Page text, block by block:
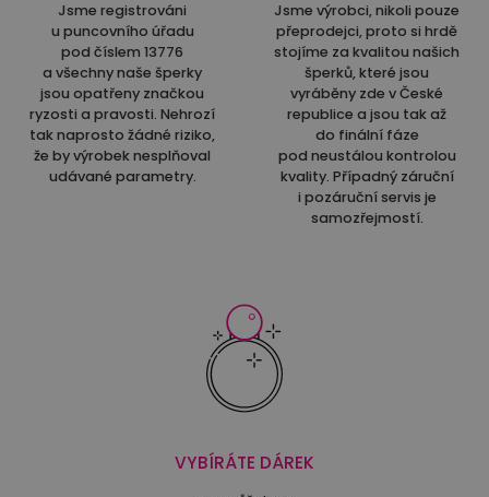
Jsme registrováni
u puncovního úřadu
pod číslem 13776
a všechny naše šperky
jsou opatřeny značkou
ryzosti a pravosti. Nehrozí
tak naprosto žádné riziko,
že by výrobek nesplňoval
udávané parametry.
Jsme výrobci, nikoli pouze
přeprodejci, proto si hrdě
stojíme za kvalitou našich
šperků, které jsou
vyráběny zde v České
republice a jsou tak až
do finální fáze
pod neustálou kontrolou
kvality. Případný záruční
i pozáruční servis je
samozřejmostí.
VYBÍRÁTE DÁREK